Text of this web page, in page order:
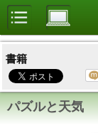
書籍
パズルと天気